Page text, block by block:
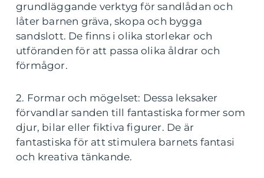
grundläggande verktyg för sandlådan och
låter barnen gräva, skopa och bygga
sandslott. De finns i olika storlekar och
utföranden för att passa olika åldrar och
förmågor.
2. Formar och mögelset: Dessa leksaker
förvandlar sanden till fantastiska former som
djur, bilar eller fiktiva figurer. De är
fantastiska för att stimulera barnets fantasi
och kreativa tänkande.